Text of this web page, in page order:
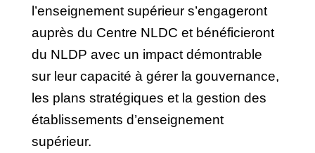
l’enseignement supérieur s’engageront
auprès du Centre NLDC et bénéficieront
du NLDP avec un impact démontrable
sur leur capacité à gérer la gouvernance,
les plans stratégiques et la gestion des
établissements d’enseignement
supérieur.